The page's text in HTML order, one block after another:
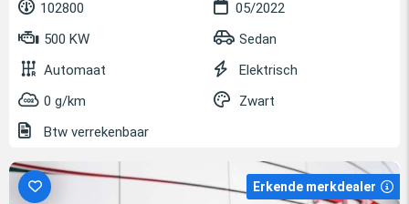
102800
05/2022
500 KW
Sedan
Automaat
Elektrisch
0 g/km
Zwart
Btw verrekenbaar
Erkende merkdealer